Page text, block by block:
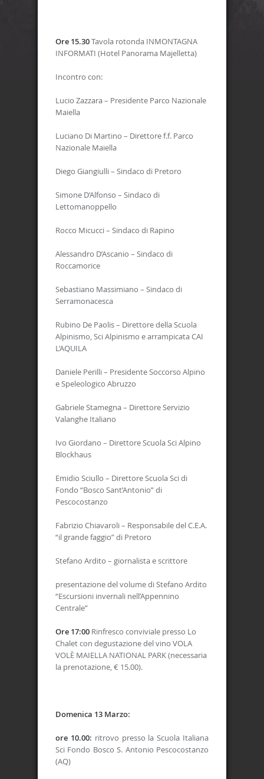
Ore 15.30Tavola rotonda INMONTAGNA
INFORMATI (Hotel Panorama Majelletta)
Incontro con:
Lucio Zazzara – Presidente Parco Nazionale
Maiella
Luciano Di Martino – Direttore f.f. Parco
Nazionale Maiella
Diego Giangiulli – Sindaco di Pretoro
Simone D’Alfonso – Sindaco di
Lettomanoppello
Rocco Micucci – Sindaco di Rapino
Alessandro D’Ascanio – Sindaco di
Roccamorice
Sebastiano Massimiano – Sindaco di
Serramonacesca
Rubino De Paolis – Direttore della Scuola
Alpinismo, Sci Alpinismo e arrampicata CAI
L’AQUILA
Daniele Perilli – Presidente Soccorso Alpino
e Speleologico Abruzzo
Gabriele Stamegna – Direttore Servizio
Valanghe Italiano
Ivo Giordano – Direttore Scuola Sci Alpino
Blockhaus
Emidio Sciullo – Direttore Scuola Sci di
Fondo “Bosco Sant’Antonio” di
Pescocostanzo
Fabrizio Chiavaroli – Responsabile del C.E.A.
“il grande faggio” di Pretoro
Stefano Ardito – giornalista e scrittore
presentazione del volume di Stefano Ardito
“Escursioni invernali nell’Appennino
Centrale”
Ore 17:00 Rinfresco conviviale presso Lo
Chalet con degustazione del vino VOLA
VOLÈ MAIELLA NATIONAL PARK (necessaria
la prenotazione, € 15.00).
Domenica 13 Marzo:
ore 10.00: ritrovo presso la Scuola Italiana
Sci Fondo Bosco S. Antonio Pescocostanzo
(AQ)